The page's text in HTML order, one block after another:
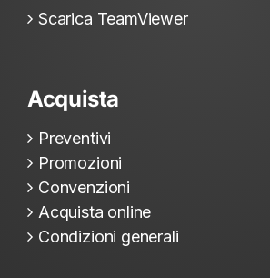
Scarica TeamViewer
Acquista
Preventivi
Promozioni
Convenzioni
Acquista online
Condizioni generali